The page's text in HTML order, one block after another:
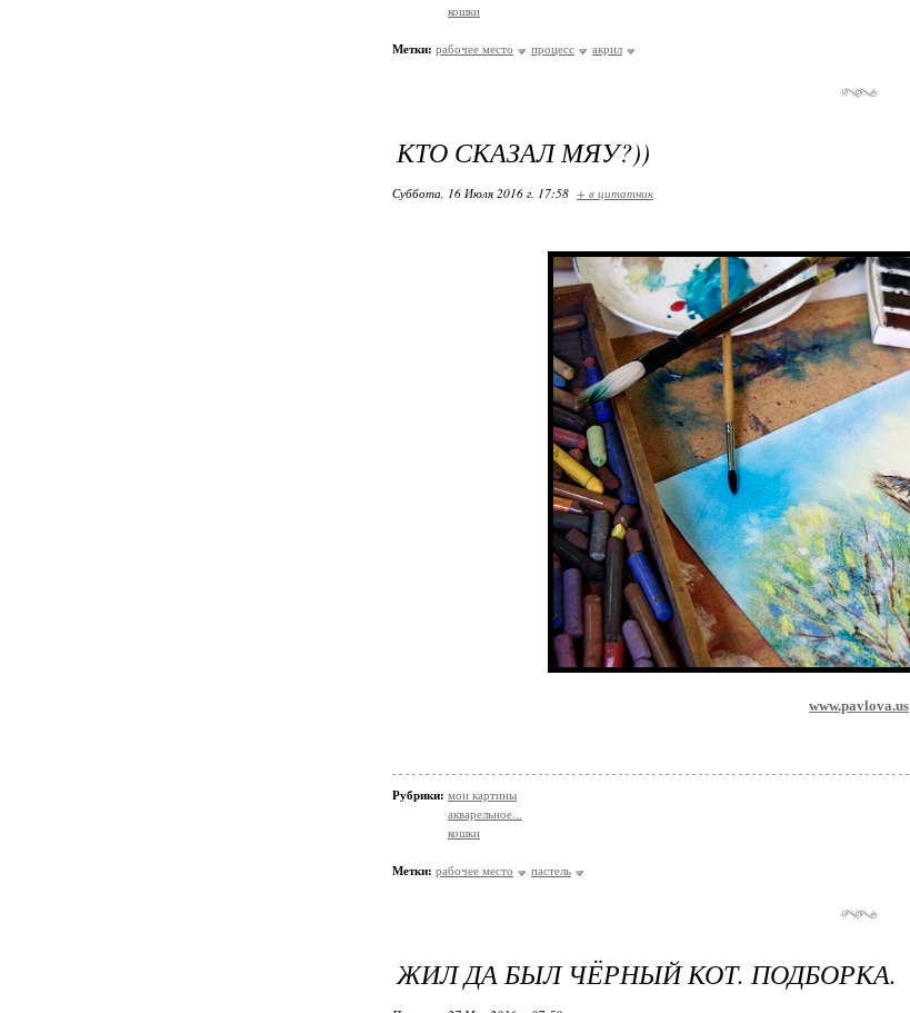
кошки
Метки: рабочее место процесс акрил
КТО СКАЗАЛ МЯУ?))
Суббота, 16 Июля 2016 г. 17:58 + в цитатник
www.pavlova.us
Рубрики: мои картины
акварельное...
кошки
Метки: рабочее место пастель
ЖИЛ ДА БЫЛ ЧЁРНЫЙ КОТ. ПОДБОРКА.